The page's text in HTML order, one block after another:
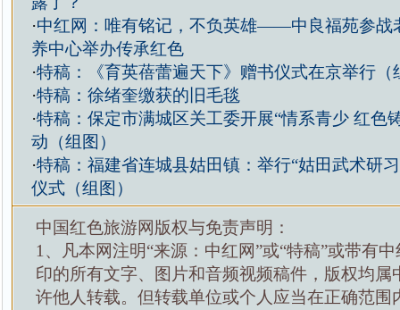
·中红网：唯有铭记，不负英雄——中良福苑参战
养中心举办传承红色
·特稿：《育英蓓蕾遍天下》赠书仪式在京举行（
·特稿：徐绪奎缴获的旧毛毯
·特稿：保定市满城区关工委开展“情系青少 红色
动（组图）
·特稿：福建省连城县姑田镇：举行“姑田武术研
仪式（组图）
中国红色旅游网版权与免责声明：
1、凡本网注明“来源：中红网”或“特稿”或带有
印的所有文字、图片和音频视频稿件，版权均属
许他人转载。但转载单位或个人应当在正确范围